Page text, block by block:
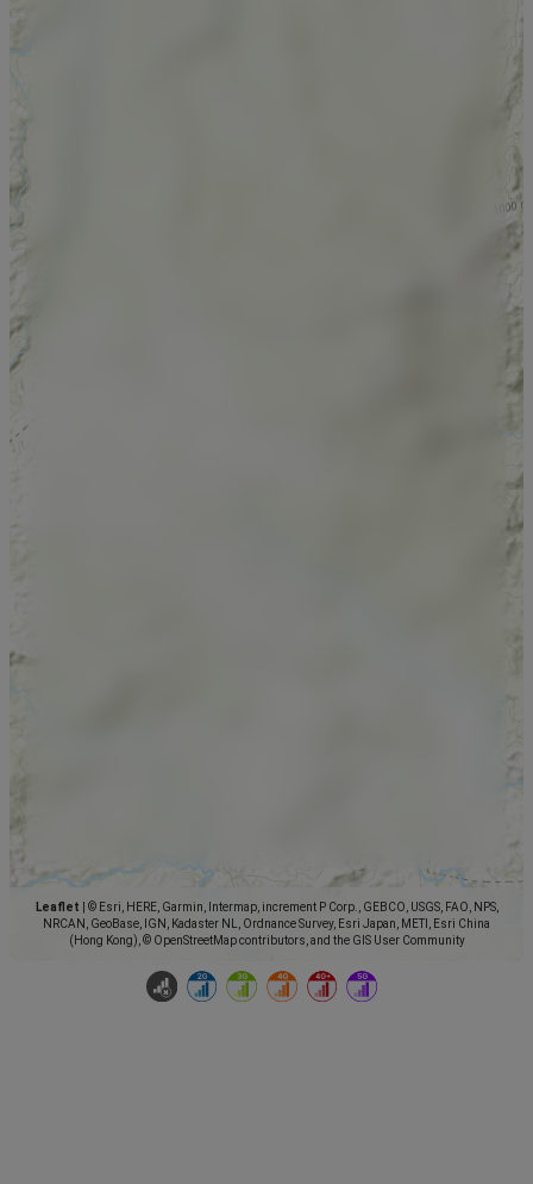
Leaflet
© Esri, HERE, Garmin, Intermap, increment P Corp., GEBCO, USGS, FAO, NPS,
NRCAN, GeoBase, IGN, Kadaster NL, Ordnance Survey, Esri Japan, METI, Esri China
(Hong Kong), © OpenStreetMap contributors, and the GIS User Community